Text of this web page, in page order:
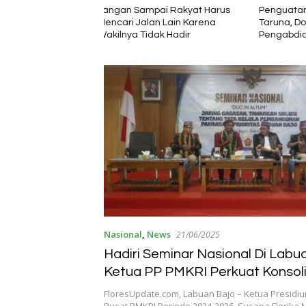
Penguatan Kapasitas Karang
Taruna, Dosen Unwira Gelar
Pengabdian kepada
Bupati
Nasional, News 21/06/2025
Hadiri Seminar Nasional Di
Ketua PP PMKRI Perkuat
Ormas Katolik Menuju Indonesia
FloresUpdate.com, Labuan Bajo – Ketua